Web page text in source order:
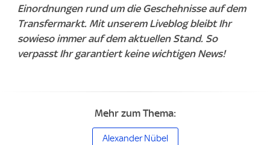
Einordnungen rund um die Geschehnisse auf dem
Transfermarkt. Mit unserem Liveblog bleibt Ihr
sowieso immer auf dem aktuellen Stand. So
verpasst Ihr garantiert keine wichtigen News!
Mehr zum Thema:
Alexander Nübel